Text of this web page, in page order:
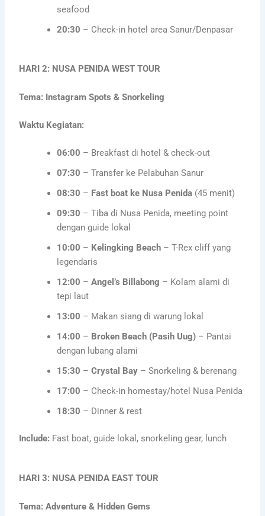
seafood
20:30 – Check-in hotel area Sanur/Denpasar
HARI 2: NUSA PENIDA WEST TOUR
Tema: Instagram Spots & Snorkeling
Waktu Kegiatan:
06:00 – Breakfast di hotel & check-out
07:30 – Transfer ke Pelabuhan Sanur
08:30 – Fast boat ke Nusa Penida (45 menit)
09:30 – Tiba di Nusa Penida, meeting point
dengan guide lokal
10:00 – Kelingking Beach – T-Rex cliff yang
legendaris
12:00 –Angel’s Billabong – Kolam alami di
tepi laut
13:00 – Makan siang di warung lokal
14:00 – Broken Beach (Pasih Uug) – Pantai
dengan lubang alami
15:30 –Crystal Bay – Snorkeling & berenang
17:00 – Check-in homestay/hotel Nusa Penida
18:30 – Dinner & rest
Include: Fast boat, guide lokal, snorkeling gear, lunch
HARI 3: NUSA PENIDA EAST TOUR
Tema: Adventure & Hidden Gems